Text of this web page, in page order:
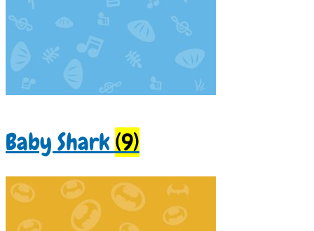
Baby Shark(9)